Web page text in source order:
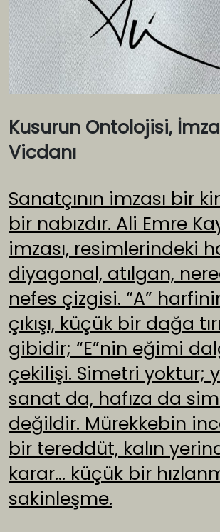
Kusurun Ontolojisi,
Vicdanı
Sanatçının imzası bir
bir nabızdır. Ali Emre
imzası, resimlerindeki
diyagonal, atılgan,
nefes çizgisi. “A”
çıkışı, küçük bir dağa
gibidir; “E”nin eğimi
çekilişi. Simetri yoktur;
sanat da, hafıza da
değildir. Mürekkebin
bir tereddüt, kalın
karar… küçük bir
sakinleşme.